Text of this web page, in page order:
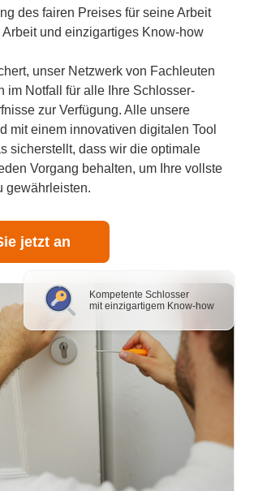
Kompetente Schlosser
mit einzigartigem Know-how
des fairen Preises für seine Arbeit
Arbeit und einzigartiges Know-how
unser Netzwerk von Fachleuten
im Notfall für alle Ihre Schlosser-
zur Verfügung. Alle unsere
mit einem innovativen digitalen Tool
sicherstellt, dass wir die optimale
Vorgang behalten, um Ihre vollste
gewährleisten.
jetzt an